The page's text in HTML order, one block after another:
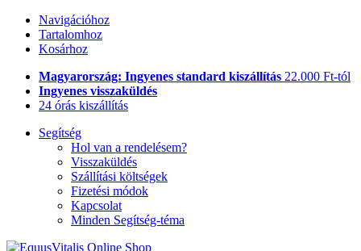
Navigációhoz
Tartalomhoz
Kosárhoz
Magyarország: Ingyenes standard kiszállítás 22.000 Ft-tól
Ingyenes visszaküldés
24 órás kiszállítás
Segítség
Hol van a rendelésem?
Visszaküldés
Szállítási költségek
Fizetési módok
Kapcsolat
Minden Segítség-téma